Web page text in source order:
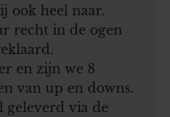
ook heel naar.
recht in de ogen
en zijn we 8
van up en downs.
geleverd via de